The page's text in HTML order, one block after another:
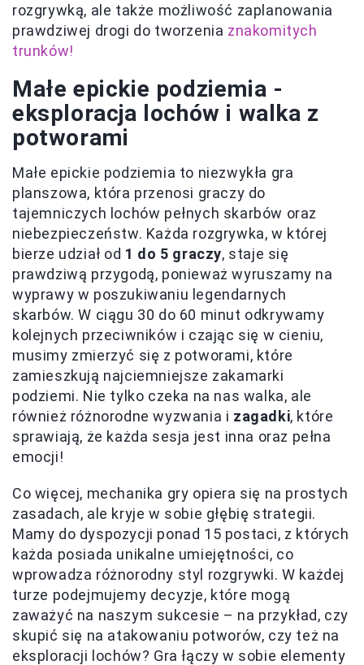
rozgrywką, ale także możliwość zaplanowania
prawdziwej drogi do tworzenia znakomitych
trunków!
Małe epickie podziemia -
eksploracja lochów i walka z
potworami
Małe epickie podziemia to niezwykła gra
planszowa, która przenosi graczy do
tajemniczych lochów pełnych skarbów oraz
niebezpieczeństw. Każda rozgrywka, w której
bierze udział od 1 do 5 graczy, staje się
prawdziwą przygodą, ponieważ wyruszamy na
wyprawy w poszukiwaniu legendarnych
skarbów. W ciągu 30 do 60 minut odkrywamy
kolejnych przeciwników i czając się w cieniu,
musimy zmierzyć się z potworami, które
zamieszkują najciemniejsze zakamarki
podziemi. Nie tylko czeka na nas walka, ale
również różnorodne wyzwania i zagadki, które
sprawiają, że każda sesja jest inna oraz pełna
emocji!
Co więcej, mechanika gry opiera się na prostych
zasadach, ale kryje w sobie głębię strategii.
Mamy do dyspozycji ponad 15 postaci, z których
każda posiada unikalne umiejętności, co
wprowadza różnorodny styl rozgrywki. W każdej
turze podejmujemy decyzje, które mogą
zaważyć na naszym sukcesie – na przykład, czy
skupić się na atakowaniu potworów, czy też na
eksploracji lochów? Gra łączy w sobie elementy